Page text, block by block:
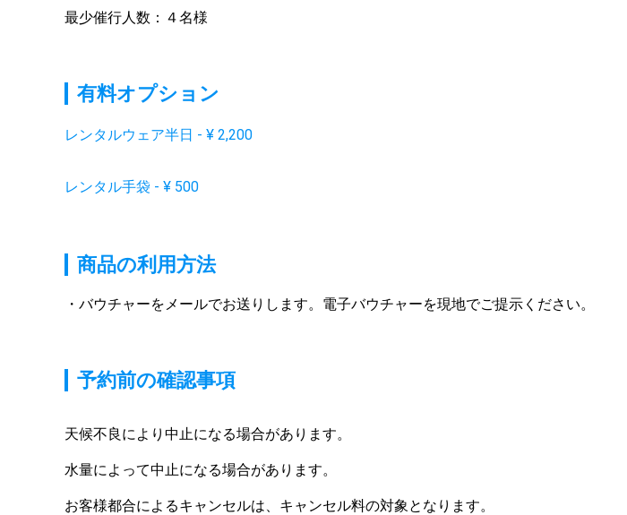
最少催行人数：４名様
有料オプション
レンタルウェア半日 - ¥ 2,200
レンタル手袋 - ¥ 500
商品の利用方法
バウチャーをメールでお送りします。電子バウチャーを現地でご提示ください。
予約前の確認事項
天候不良により中止になる場合があります。
水量によって中止になる場合があります。
お客様都合によるキャンセルは、キャンセル料の対象となります。